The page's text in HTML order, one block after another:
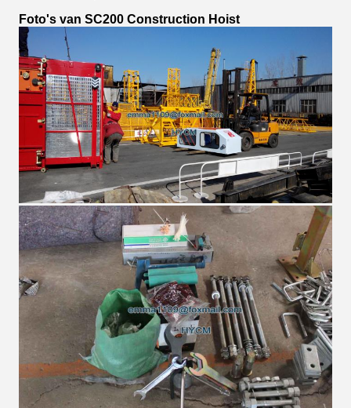
Foto's van SC200 Construction Hoist